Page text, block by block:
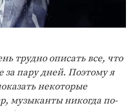
трудно описать все, что
за пару дней. Поэтому я
некоторые
музыканты никогда по-